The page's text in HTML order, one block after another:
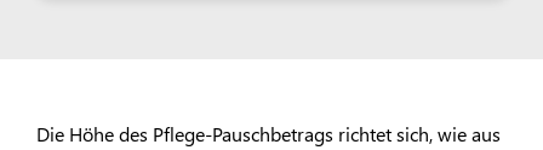
Die Höhe des Pflege-Pauschbetrags richtet sich, wie aus